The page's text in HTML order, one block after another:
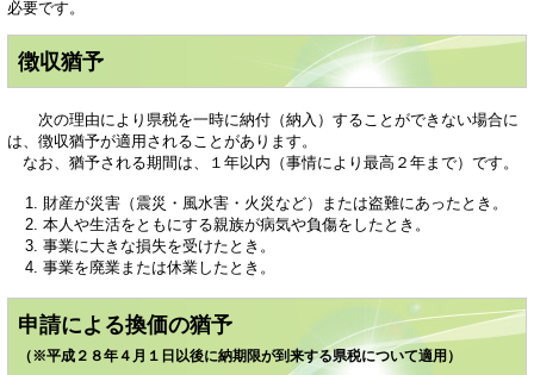
必要です。
徴収猶予
次の理由により県税を一時に納付（納入）することができない場合に
は、徴収猶予が適用されることがあります。
なお、猶予される期間は、１年以内（事情により最高２年まで）です。
財産が災害（震災・風水害・火災など）または盗難にあったとき。
本人や生活をともにする親族が病気や負傷をしたとき。
事業に大きな損失を受けたとき。
事業を廃業または休業したとき。
申請による換価の猶予
（※平成２８年４月１日以後に納期限が到来する県税について適用）